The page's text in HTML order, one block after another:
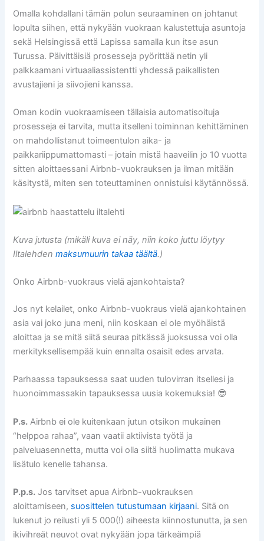
Omalla kohdallani tämän polun seuraaminen on johtanut
lopulta siihen, että nykyään vuokraan kalustettuja asuntoja
sekä Helsingissä että Lapissa samalla kun itse asun
Turussa. Päivittäisiä prosesseja pyörittää netin yli
palkkaamani virtuaaliassistentti yhdessä paikallisten
avustajieni ja siivojieni kanssa.
Oman kodin vuokraamiseen tällaisia automatisoituja
prosesseja ei tarvita, mutta itselleni toiminnan kehittäminen
on mahdollistanut toimeentulon aika- ja
paikkariippumattomasti – jotain mistä haaveilin jo 10 vuotta
sitten aloittaessani Airbnb-vuokrauksen ja ilman mitään
käsitystä, miten sen toteuttaminen onnistuisi käytännössä.
Kuva jutusta (mikäli kuva ei näy, niin koko juttu löytyy
Iltalehdenmaksumuurin takaa täältä.)
Onko Airbnb-vuokraus vielä ajankohtaista?
Jos nyt kelailet, onko Airbnb-vuokraus vielä ajankohtainen
asia vai joko juna meni, niin koskaan ei ole myöhäistä
aloittaa ja se mitä siitä seuraa pitkässä juoksussa voi olla
merkityksellisempää kuin ennalta osaisit edes arvata.
Parhaassa tapauksessa saat uuden tulovirran itsellesi ja
huonoimmassakin tapauksessa uusia kokemuksia! 😎
P.s. Airbnb ei ole kuitenkaan jutun otsikon mukainen
“helppoa rahaa”, vaan vaatii aktiivista työtä ja
palveluasennetta, mutta voi olla siitä huolimatta mukava
lisätulo kenelle tahansa.
P.p.s. Jos tarvitset apua Airbnb-vuokrauksen
aloittamiseen, suosittelen tutustumaan kirjaani. Sitä on
lukenut jo reilusti yli 5 000(!) aiheesta kiinnostunutta, ja sen
ikivihreät neuvot ovat nykyään jopa tärkeämpiä